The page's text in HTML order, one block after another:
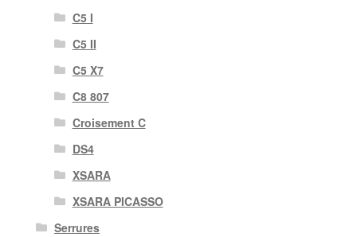
C5 I
C5 II
C5 X7
C8 807
Croisement C
DS4
XSARA
XSARA PICASSO
Serrures